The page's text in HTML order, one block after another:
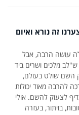
זה נורא ואיום
עושה הרבה, אבל
מלכים ושרים ביד
שולט בעולם,
להרבה מאוד יכולות
לצעוק להשם. אולי
בויתור, בעזרה